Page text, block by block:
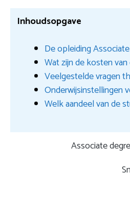
Inhoudsopgave
De opleiding
Wat zijn de kosten
Veelgestelde vragen
Onderwijsinstellingen
Welk aandeel van de
Associate